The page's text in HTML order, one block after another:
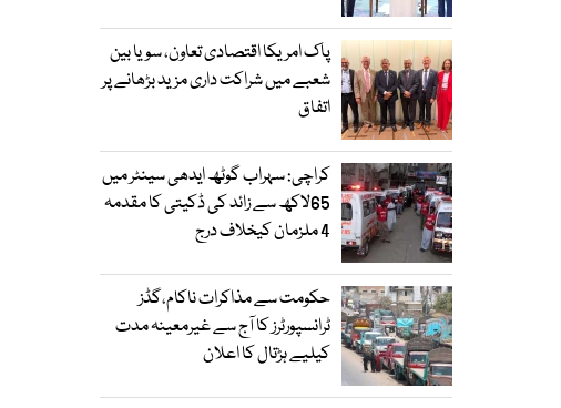
پاک امریکا اقتصادی تعاون، سویا بین
شعبے میں شراکت داری مزید بڑھانے پر
اتفاق
کراچی: سہراب گوٹھ ایدھی سینٹر میں
65لاکھ سے زائد کی ڈکیتی کا مقدمہ
4 ملزمان کیخلاف درج
حکومت سے مذاکرات ناکام،گڈز
ٹرانسپورٹرز کا آج سے غیرمعینہ مدت
کیلیے ہڑتال کا اعلان